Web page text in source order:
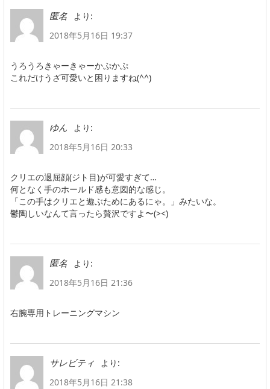
匿名
より:
2018年5月16日 19:37
うろうろきゃーきゃーかぷかぷ
これだけうざ可愛いと困りますね(^^)
ゆん
より:
2018年5月16日 20:33
クリエの退屈顔(ジト目)が可愛すぎて…
何となく手のホールド感も意図的な感じ。
「この手はクリエと遊ぶためにあるにゃ。」みたいな。
鬱陶しいなんて言ったら贅沢ですよ〜(><)
匿名
より:
2018年5月16日 21:36
右腕専用トレーニングマシン
サレビティ
より:
2018年5月16日 21:38